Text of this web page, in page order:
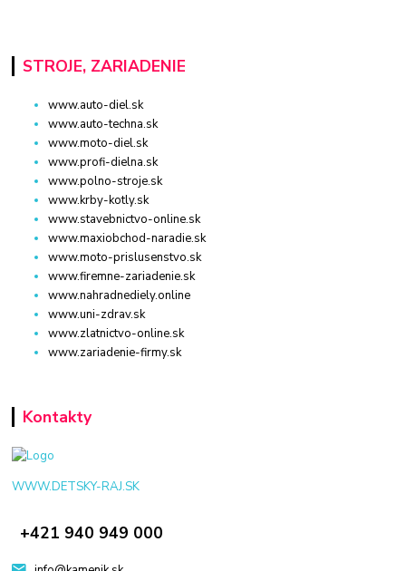
STROJE, ZARIADENIE
www.auto-diel.sk
www.auto-techna.sk
www.moto-diel.sk
www.profi-dielna.sk
www.polno-stroje.sk
www.krby-kotly.sk
www.stavebnictvo-online.sk
www.maxiobchod-naradie.sk
www.moto-prislusenstvo.sk
www.firemne-zariadenie.sk
www.nahradnediely.online
www.uni-zdrav.sk
www.zlatnictvo-online.sk
www.zariadenie-firmy.sk
Kontakty
WWW.DETSKY-RAJ.SK
+421 940 949 000